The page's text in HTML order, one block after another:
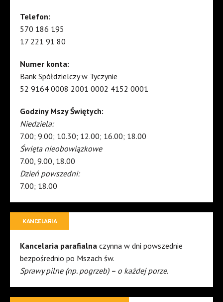
Telefon:
570 186 195
17 221 91 80
Numer konta:
Bank Spółdzielczy w Tyczynie
52 9164 0008 2001 0002 4152 0001
Godziny Mszy Świętych:
Niedziela:
7.00; 9.00; 10.30; 12.00; 16.00; 18.00
Święta nieobowiązkowe
7.00, 9.00, 18.00
Dzień powszedni:
7.00; 18.00
KANCELARIA
Kancelaria parafialna czynna w dni powszednie
bezpośrednio po Mszach św.
Sprawy pilne (np. pogrzeb) – o każdej porze.